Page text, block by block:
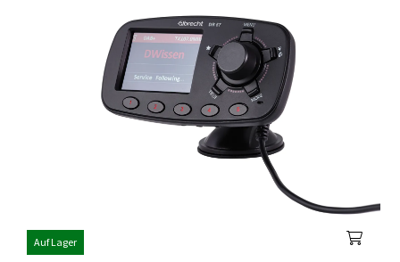
Auf Lager